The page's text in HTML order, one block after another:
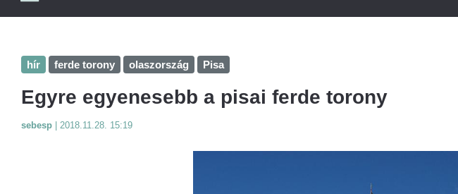
hír ferde torony olaszország Pisa
Egyre egyenesebb a pisai ferde torony
sebesp 2018.11.28. 15:19